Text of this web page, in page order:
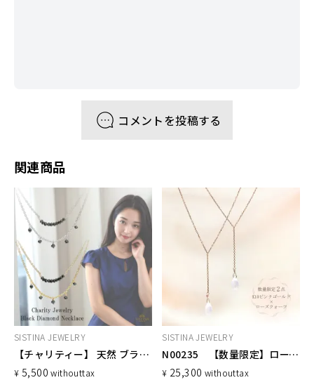
コメントを投稿する
関連商品
SISTINA JEWELRY
【チャリティー】 天然 ブラックダイヤモンド ネックレス 寄付 募金 地震 災害 令和6年台湾地震
¥ 5,500 withouttax
SISTINA JEWELRY
N00235 【数量限定】ローズクォーツネックレス
¥ 25,300 withouttax